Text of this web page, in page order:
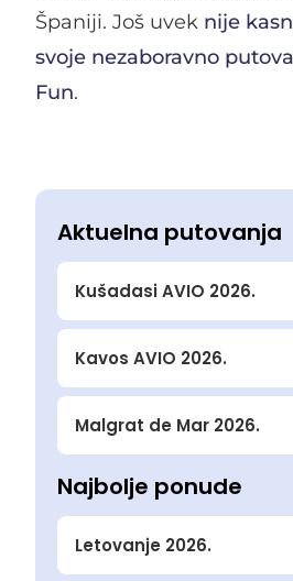
Španiji. Još uvek nije
svoje nezaboravno
Fun.
Aktuelna putovanja
Kušadasi AVIO 2026.
Kavos AVIO 2026.
Malgrat de Mar 2026.
Najbolje ponude
Letovanje 2026.